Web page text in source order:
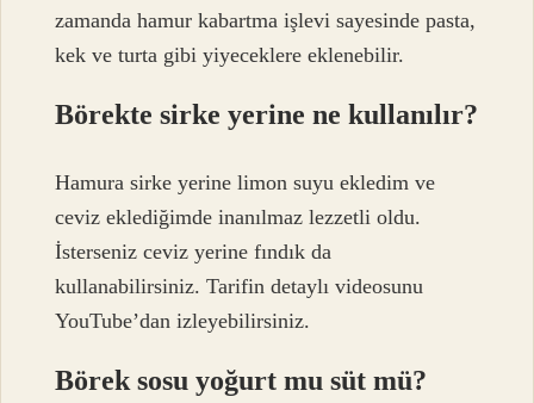
zamanda hamur kabartma işlevi sayesinde pasta,
kek ve turta gibi yiyeceklere eklenebilir.
Börekte sirke yerine ne kullanılır?
Hamura sirke yerine limon suyu ekledim ve
ceviz eklediğimde inanılmaz lezzetli oldu.
İsterseniz ceviz yerine fındık da
kullanabilirsiniz. Tarifin detaylı videosunu
YouTube’dan izleyebilirsiniz.
Börek sosu yoğurt mu süt mü?